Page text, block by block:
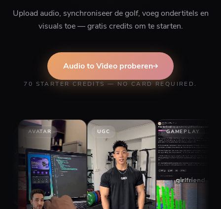
Upload audio, synchroniseer de golf, voeg ondertitels en
visuals toe — gratis credits om te starten.
Audio to Video proberen
70 STARTER CREDITS — NO CARD REQUIRED.
UGC GAMEPLAY STORY